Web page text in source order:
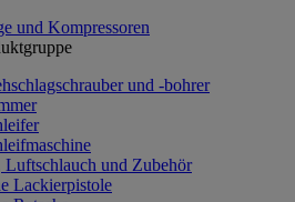
und Kompressoren
und -bohrer
Luftschlauch und Zubehör
Lackierpistole